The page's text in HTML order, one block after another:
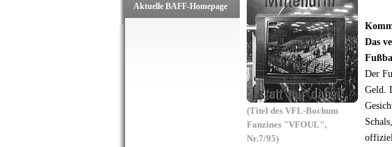
Aktuelle BAFF-Homepage
(Titel des VFL-Bochum
Fanzines "VFOUL",
Nr.7/95)
Das
Der
Geld.